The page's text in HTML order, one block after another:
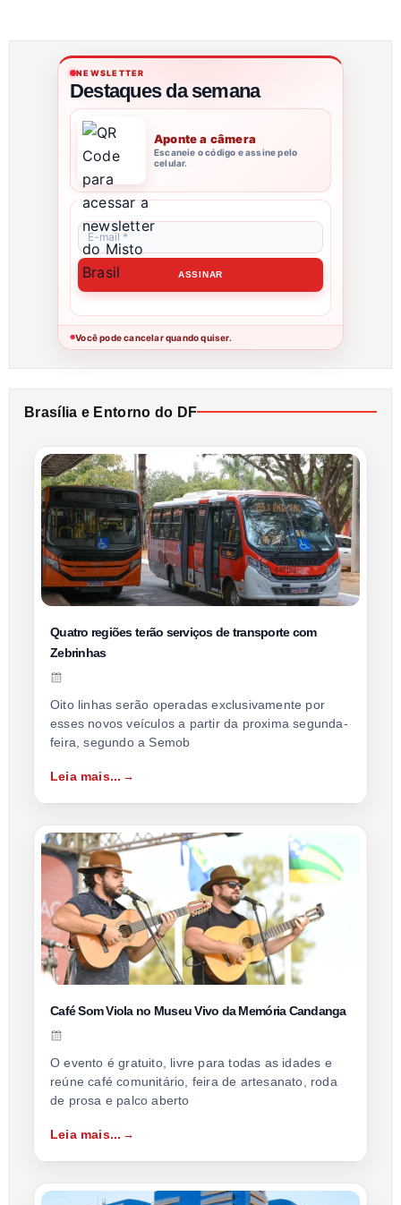
NEWSLETTER
Destaques da semana
Aponte a câmera
Escaneie o código e assine pelo
celular.
●Você pode cancelar quando quiser.
Brasília e Entorno do DF
Quatro regiões terão serviços de transporte com
Zebrinhas
Oito linhas serão operadas exclusivamente por
esses novos veículos a partir da proxima segunda-
feira, segundo a Semob
Leia mais...
Café Som Viola no Museu Vivo da Memória Candanga
O evento é gratuito, livre para todas as idades e
reúne café comunitário, feira de artesanato, roda
de prosa e palco aberto
Leia mais...